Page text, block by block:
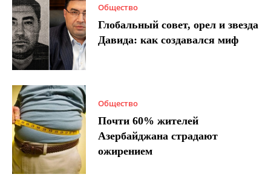
Общество
Глобальный совет, орел и звезда
Давида: как создавался миф
Общество
Почти 60% жителей
Азербайджана страдают
ожирением